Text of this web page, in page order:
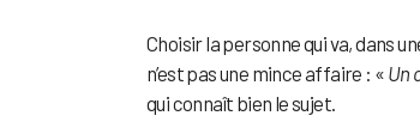
Choisir la personne qui va, dans
n’est pas une mince affaire : « Un
qui connaît bien le sujet.